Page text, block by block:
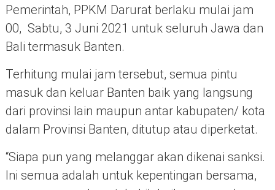
Pemerintah, PPKM Darurat berlaku mulai jam
00, Sabtu, 3 Juni 2021 untuk seluruh Jawa dan
Bali termasuk Banten.
Terhitung mulai jam tersebut, semua pintu
masuk dan keluar Banten baik yang langsung
dari provinsi lain maupun antar kabupaten/ kota
dalam Provinsi Banten, ditutup atau diperketat.
“Siapa pun yang melanggar akan dikenai sanksi.
Ini semua adalah untuk kepentingan bersama,